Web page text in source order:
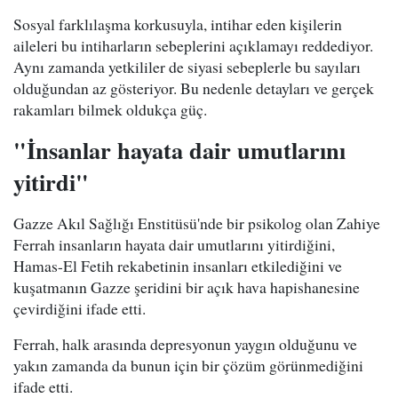
Sosyal farklılaşma korkusuyla, intihar eden kişilerin
aileleri bu intiharların sebeplerini açıklamayı reddediyor.
Aynı zamanda yetkililer de siyasi sebeplerle bu sayıları
olduğundan az gösteriyor. Bu nedenle detayları ve gerçek
rakamları bilmek oldukça güç.
"İnsanlar hayata dair umutlarını
yitirdi"
Gazze Akıl Sağlığı Enstitüsü'nde bir psikolog olan Zahiye
Ferrah insanların hayata dair umutlarını yitirdiğini,
Hamas-El Fetih rekabetinin insanları etkilediğini ve
kuşatmanın Gazze şeridini bir açık hava hapishanesine
çevirdiğini ifade etti.
Ferrah, halk arasında depresyonun yaygın olduğunu ve
yakın zamanda da bunun için bir çözüm görünmediğini
ifade etti.